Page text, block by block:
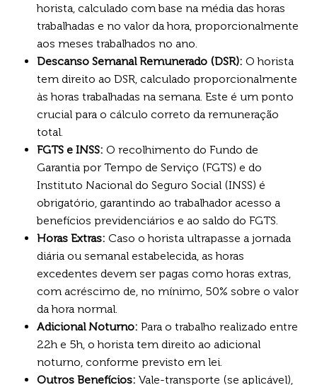
horista, calculado com base na média das horas
trabalhadas e no valor da hora, proporcionalmente
aos meses trabalhados no ano.
Descanso Semanal Remunerado (DSR): O horista
tem direito ao DSR, calculado proporcionalmente
às horas trabalhadas na semana. Este é um ponto
crucial para o cálculo correto da remuneração
total.
FGTS e INSS: O recolhimento do Fundo de
Garantia por Tempo de Serviço (FGTS) e do
Instituto Nacional do Seguro Social (INSS) é
obrigatório, garantindo ao trabalhador acesso a
benefícios previdenciários e ao saldo do FGTS.
Horas Extras: Caso o horista ultrapasse a jornada
diária ou semanal estabelecida, as horas
excedentes devem ser pagas como horas extras,
com acréscimo de, no mínimo, 50% sobre o valor
da hora normal.
Adicional Noturno: Para o trabalho realizado entre
22h e 5h, o horista tem direito ao adicional
noturno, conforme previsto em lei.
Outros Benefícios: Vale-transporte (se aplicável),